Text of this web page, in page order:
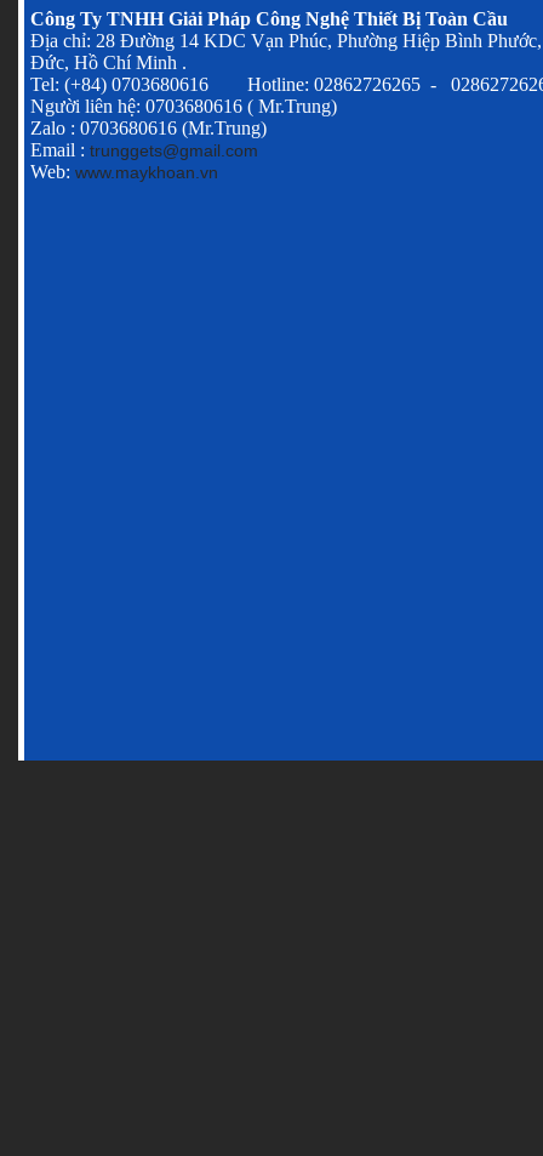
Công Ty TNHH Giải Pháp Công Nghệ Thiết Bị Toàn Cầu
Địa chỉ: 28 Đường 14 KDC Vạn Phúc, Phường Hiệp Bình
Đức, Hồ Chí Minh .
Tel: (+84) 0703680616 Hotline: 02862726265 -
Người liên hệ: 0703680616 ( Mr.Trung)
Zalo : 0703680616 (Mr.Trung)
Email : trunggets@gmail.com
Web: www.maykhoan.vn